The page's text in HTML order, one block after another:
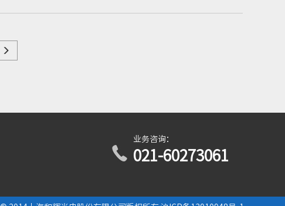
业务咨询：
021-60273061